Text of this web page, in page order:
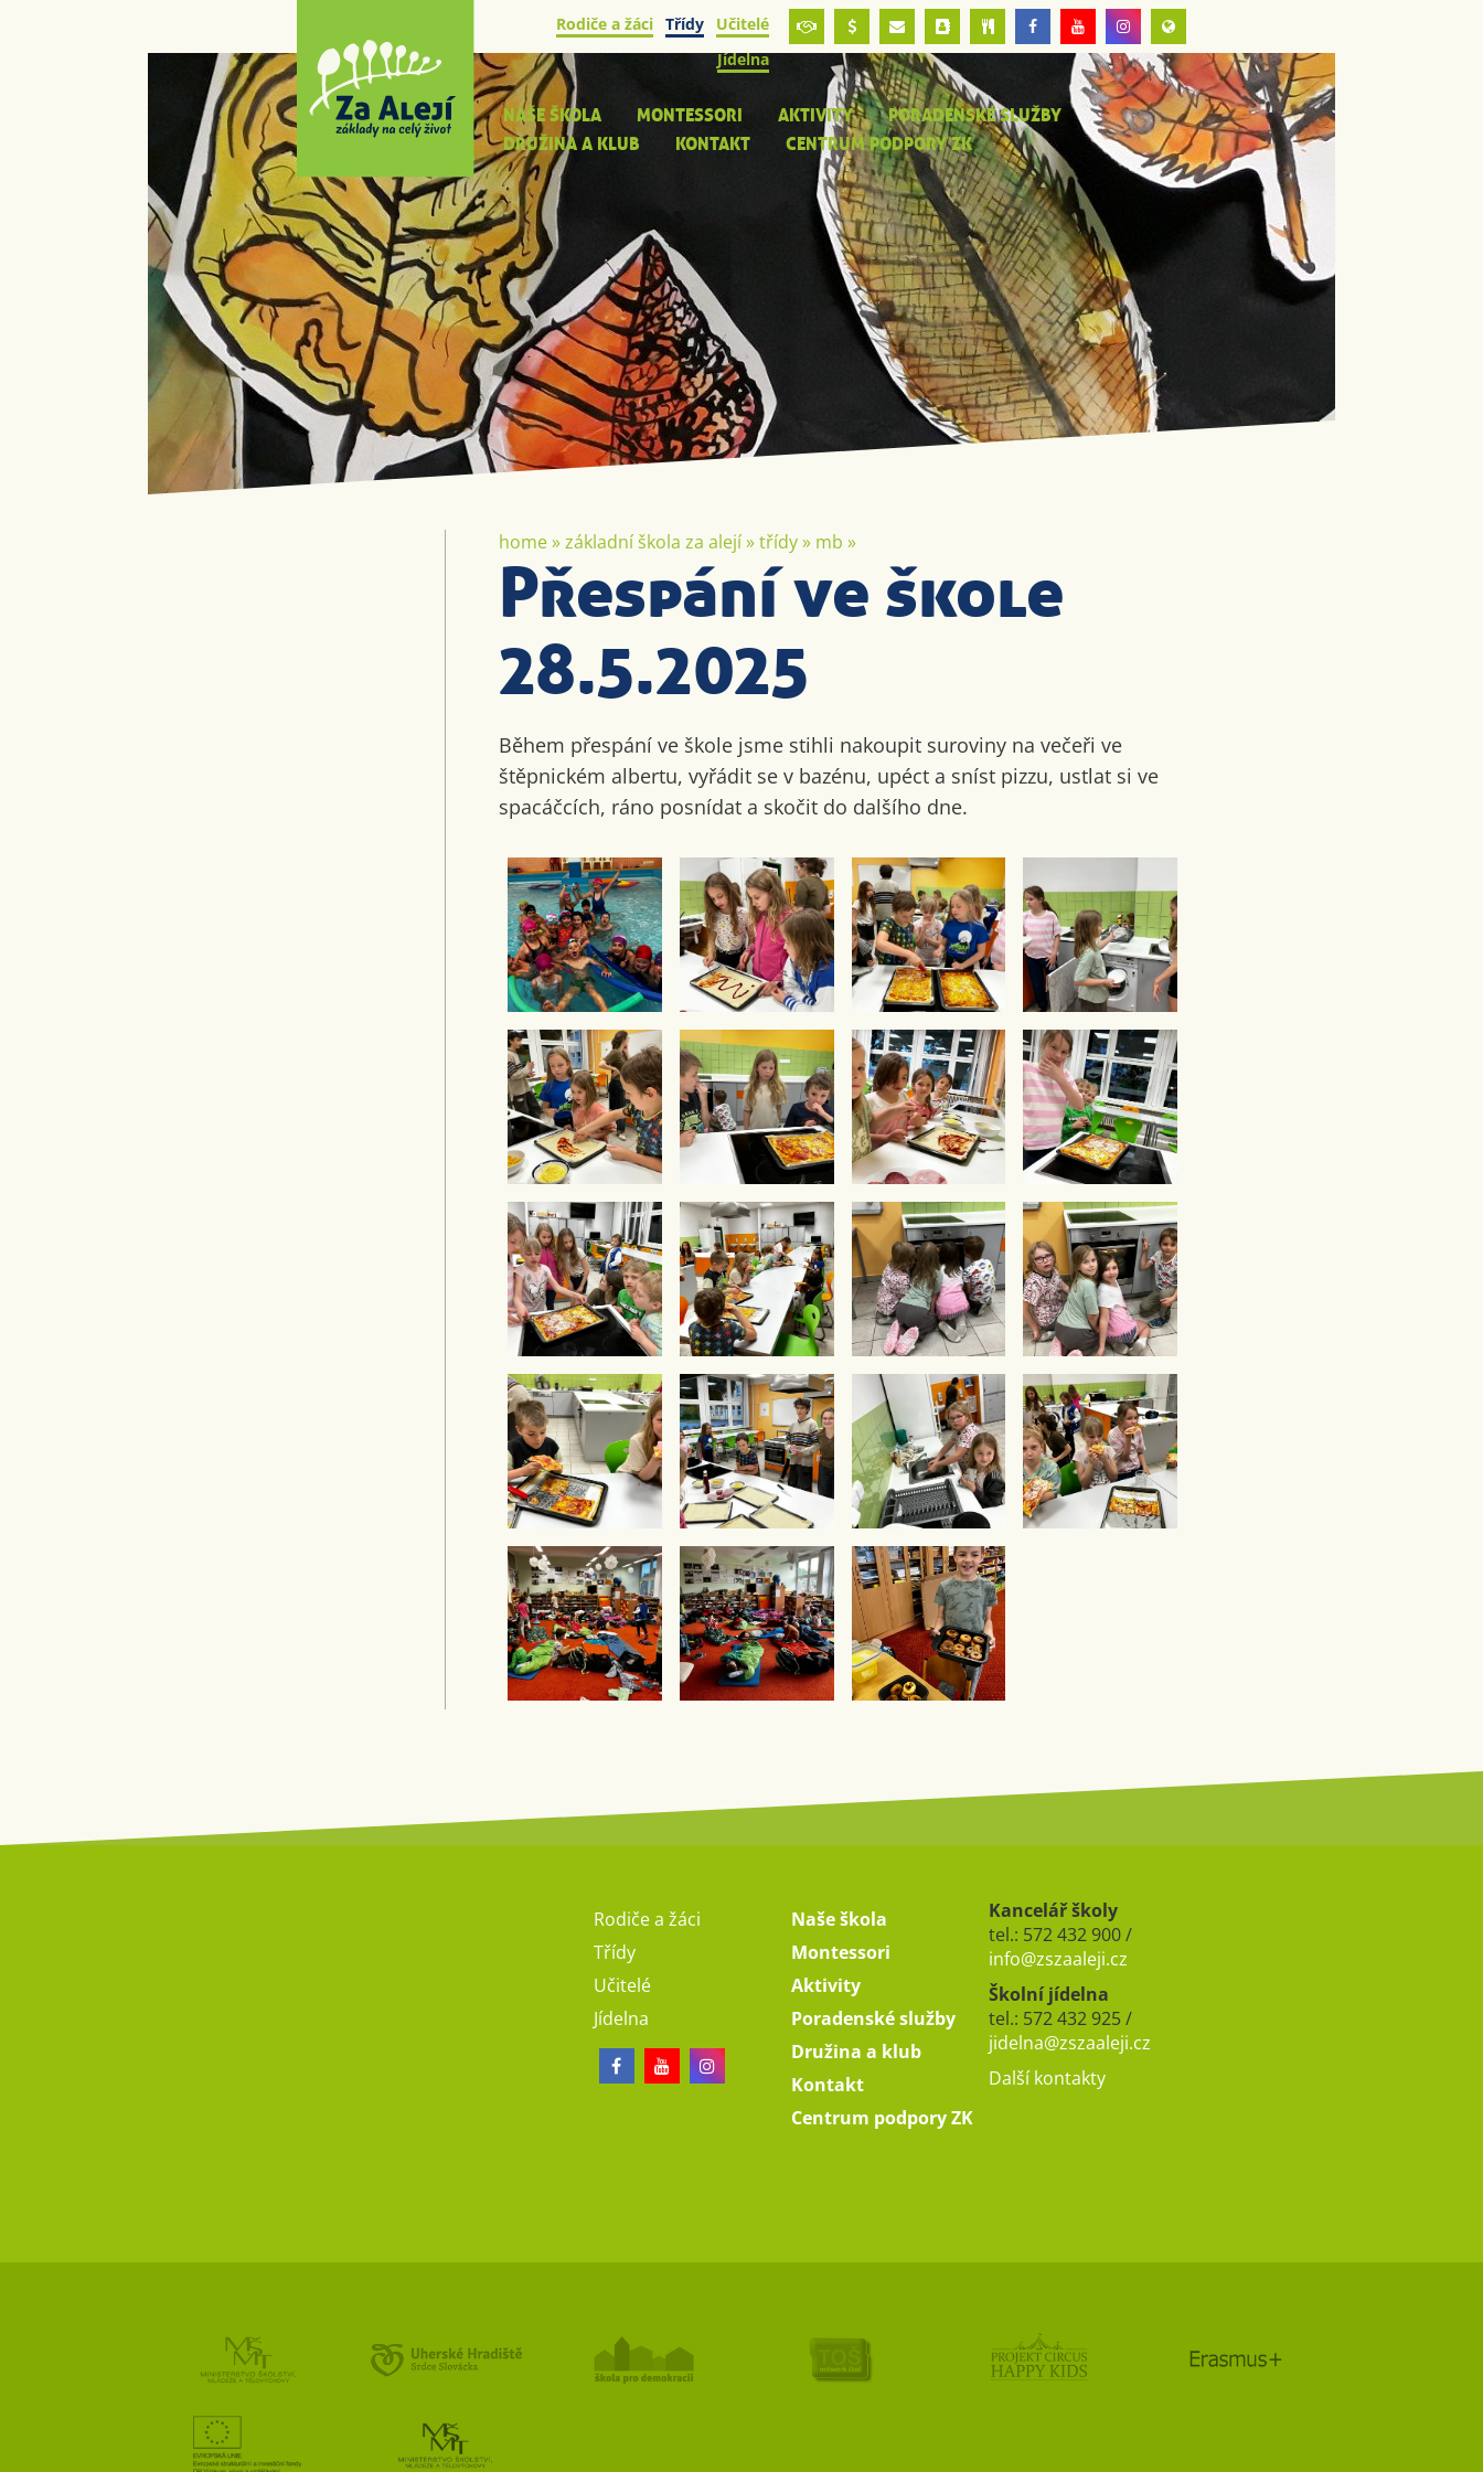
Rodiče a žáci Třídy
Učitelé
Jídelna
NAŠE ŠKOLA MONTESSORI AKTIVITY
PORADENSKÉ SLUŽBY
DRUŽINA A KLUB
KONTAKT CENTRUM PODPORY ZK
home»základní škola za alejí»třídy» mb »
Přespání ve škole
28.5.2025
Během přespání ve škole jsme stihli nakoupit suroviny na večeři ve
štěpnickém albertu, vyřádit se v bazénu, upéct a sníst pizzu, ustlat si ve
spacáčcích, ráno posnídat a skočit do dalšího dne.
Rodiče a žáci
Třídy
Učitelé
Jídelna
Naše škola
Montessori
Aktivity
Poradenské služby
Družina a klub
Kontakt
Centrum podpory ZK
Kancelář školy
tel.: 572 432 900 /
info@zszaaleji.cz
Školní jídelna
tel.: 572 432 925 /
jidelna@zszaaleji.cz
Další kontakty